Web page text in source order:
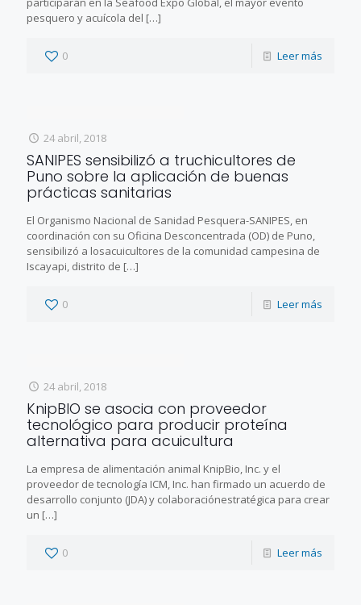
pesquero y acuícola del […]
0 Leer más
24 abril, 2018
SANIPES sensibilizó a truchicultores de
Puno sobre la aplicación de buenas
prácticas sanitarias
El Organismo Nacional de Sanidad Pesquera-SANIPES, en
coordinación con su Oficina Desconcentrada (OD) de Puno,
sensibilizó a losacuicultores de la comunidad campesina de
Iscayapi, distrito de […]
0 Leer más
24 abril, 2018
KnipBIO se asocia con proveedor
tecnológico para producir proteína
alternativa para acuicultura
La empresa de alimentación animal KnipBio, Inc. y el
proveedor de tecnología ICM, Inc. han firmado un acuerdo de
desarrollo conjunto (JDA) y colaboraciónestratégica para crear
un […]
0 Leer más